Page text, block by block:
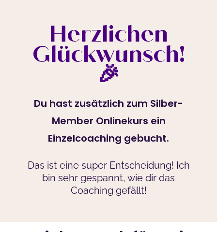
Herzlichen
Glückwunsch!
🎉
Du hast zusätzlich zum Silber-
Member Onlinekurs ein
Einzelcoaching gebucht.
Das ist eine super Entscheidung! Ich
bin sehr gespannt, wie dir das
Coaching gefällt!